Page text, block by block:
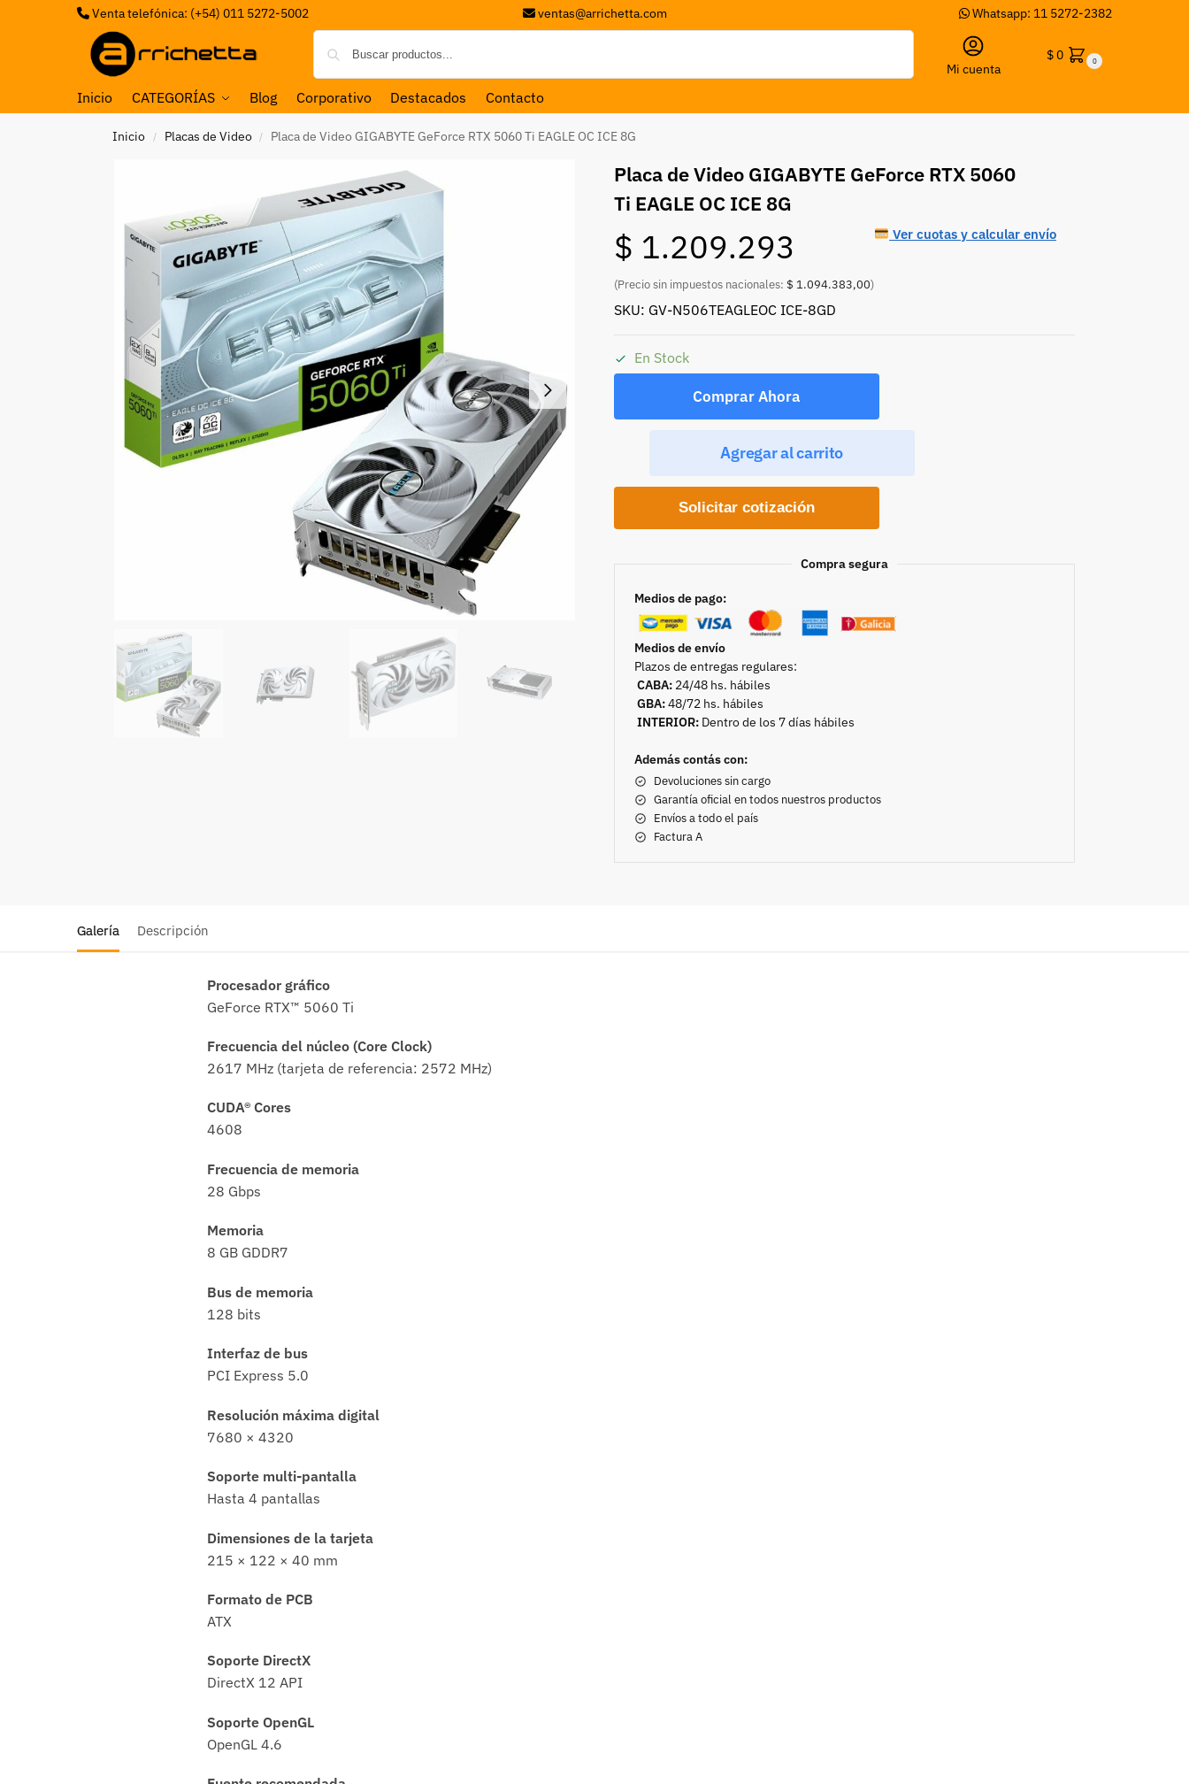
Venta telefónica: (+54) 011 5272-5002 ventas@arrichetta.com Whatsapp: 11 5272-2382
Mi cuenta
$0 0
Inicio CATEGORÍAS Blog Corporativo Destacados Contacto
Inicio / Placas de Video / Placa de Video GIGABYTE GeForce RTX 5060 Ti EAGLE OC ICE 8G
Placa de Video GIGABYTE GeForce RTX 5060
Ti EAGLE OC ICE 8G
$ 1.209.293
(Precio sin impuestos nacionales: $ 1.094.383,00)
Ver cuotas y calcular envío
SKU: GV-N506TEAGLEOC ICE-8GD
En Stock
Comprar Ahora
Agregar al carrito
Solicitar cotización
Compra segura
Medios de pago:
Medios de envío
Plazos de entregas regulares:
CABA: 24/48 hs. hábiles
GBA:48/72 hs. hábiles
INTERIOR: Dentro de los 7 días hábiles
Además contás con:
Devoluciones sin cargo
Garantía oficial en todos nuestros productos
Envíos a todo el país
Factura A
Galería Descripción
Procesador gráfico
GeForce RTX™ 5060 Ti
Frecuencia del núcleo (Core Clock)
2617 MHz (tarjeta de referencia: 2572 MHz)
CUDA® Cores
4608
Frecuencia de memoria
28 Gbps
Memoria
8 GB GDDR7
Bus de memoria
128 bits
Interfaz de bus
PCI Express 5.0
Resolución máxima digital
7680 × 4320
Soporte multi-pantalla
Hasta 4 pantallas
Dimensiones de la tarjeta
215 × 122 × 40 mm
Formato de PCB
ATX
Soporte DirectX
DirectX 12 API
Soporte OpenGL
OpenGL 4.6